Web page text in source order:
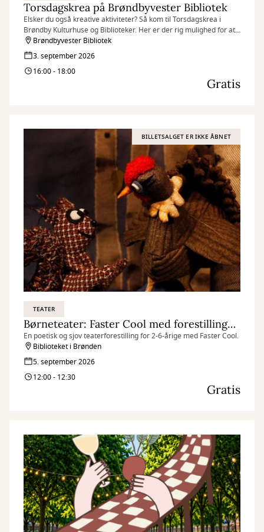
Torsdagskrea på Brøndbyvester Bibliotek
Elsker du også kreative aktiviteter? Så kom til Torsdagskrea i
Brøndby Kulturhuse og Biblioteker. Her er der rig mulighed for at
afprøve dine kreative idéer.
Brøndbyvester Bibliotek
3. september 2026
16:00 - 18:00
Gratis
BILLETSALGET ER IKKE ÅBNET
TEATER
Børneteater: Faster Cool med forestillingen ”Hønes første æg”
En poetisk og sjov teaterforestilling for 2-6-årige med Faster Cool.
Biblioteket i Brønden
5. september 2026
12:00 - 12:30
Gratis